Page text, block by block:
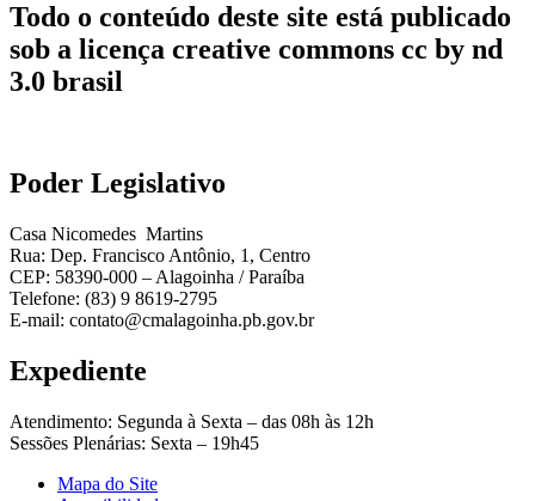
Todo o conteúdo deste site está publicado
sob a licença creative commons cc by nd
3.0 brasil
Poder Legislativo
Casa Nicomedes Martins
Rua: Dep. Francisco Antônio, 1, Centro
CEP: 58390-000 – Alagoinha / Paraíba
Telefone: (83) 9 8619-2795
E-mail: contato@cmalagoinha.pb.gov.br
Expediente
Atendimento: Segunda à Sexta – das 08h às 12h
Sessões Plenárias: Sexta – 19h45
Mapa do Site